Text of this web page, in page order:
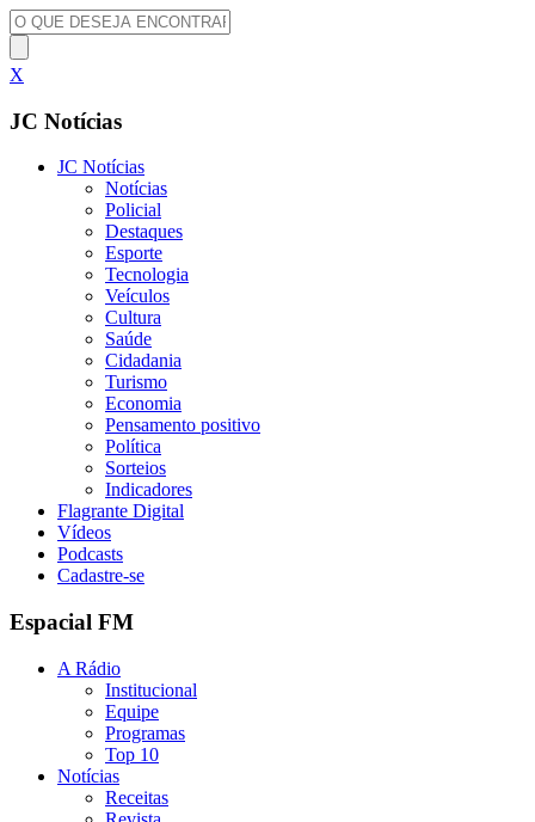
X
JC Notícias
JC Notícias
Notícias
Policial
Destaques
Esporte
Tecnologia
Veículos
Cultura
Saúde
Cidadania
Turismo
Economia
Pensamento positivo
Política
Sorteios
Indicadores
Flagrante Digital
Vídeos
Podcasts
Cadastre-se
Espacial FM
A Rádio
Institucional
Equipe
Programas
Top 10
Notícias
Receitas